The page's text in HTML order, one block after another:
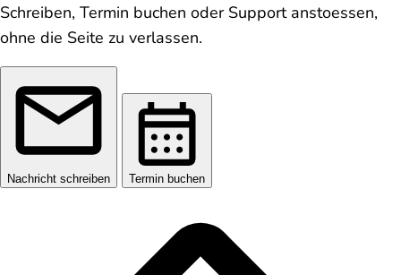
Schreiben, Termin buchen oder Support anstoessen,
ohne die Seite zu verlassen.
Nachricht schreiben Termin buchen